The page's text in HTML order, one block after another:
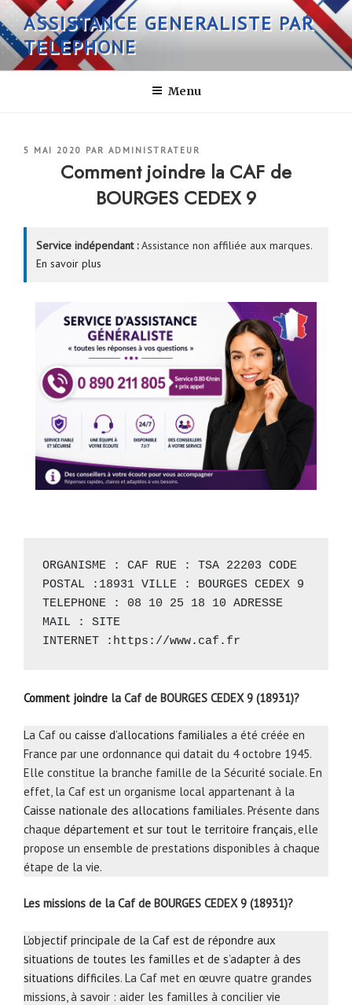
Aller
au
contenu
principal
ASSISTANCE GENERALISTE PAR
TELEPHONE
Menu
PUBLIÉ
5 MAI 2020 PAR ADMINISTRATEUR
Comment joindre la CAF de
BOURGES CEDEX 9
Service indépendant :Assistance non affiliée aux marques.
En savoir plus
ORGANISME : CAF RUE : TSA 22203 CODE
POSTAL :18931 VILLE : BOURGES CEDEX 9
TELEPHONE : 08 10 25 18 10 ADRESSE
MAIL : SITE
INTERNET : https://www.caf.fr
Comment joindre la Caf de BOURGES CEDEX 9 (18931)?
La Caf ou caisse d’allocations familiales a été créée en
France par une ordonnance qui datait du 4 octobre 1945.
Elle constitue la branche famille de la Sécurité sociale. En
effet, la Caf est un organisme local appartenant à la
Caisse nationale des allocations familiales. Présente dans
chaque département et sur tout le territoire français, elle
propose un ensemble de prestations disponibles à chaque
étape de la vie.
Les missions de la Caf de BOURGES CEDEX 9 (18931)?
L’objectif principale de la Caf est de répondre aux
situations de toutes les familles et de s’adapter à des
situations difficiles. La Caf met en œuvre quatre grandes
missions, à savoir : aider les familles à concilier vie